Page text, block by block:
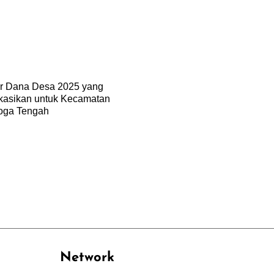
Dana Desa 2025 yang
untuk Kecamatan
Tengah
Network